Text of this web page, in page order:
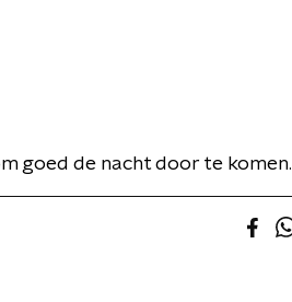
goed de nacht door te komen.